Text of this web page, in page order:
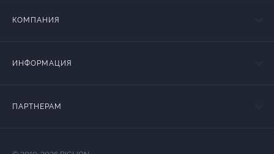
КОМПАНИЯ
ИНФОРМАЦИЯ
ПАРТНЕРАМ